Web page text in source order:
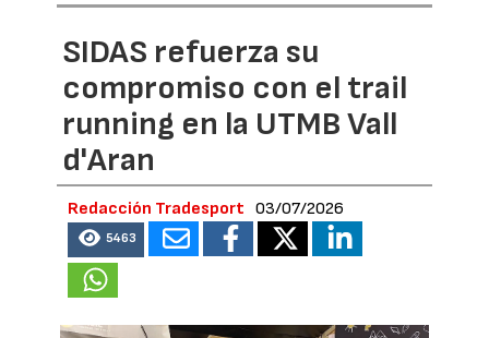
SIDAS refuerza su
compromiso con el trail
running en la UTMB Vall
d'Aran
Redacción Tradesport 03/07/2026
5463